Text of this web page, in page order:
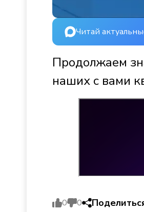
Читай
Продолжаем
наших с вами
0 0